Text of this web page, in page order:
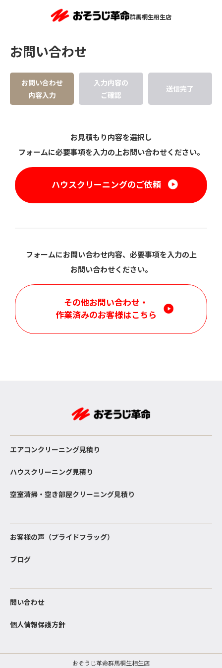
群馬桐生相生店
お問い合わせ
お問い合わせ
内容入力
入力内容の
ご確認
送信完了
お見積もり内容を選択し
フォームに必要事項を入力の上お問い合わせください。
ハウスクリーニングのご依頼
フォームにお問い合わせ内容、必要事項を入力の上
お問い合わせください。
その他お問い合わせ・
作業済みのお客様はこちら
エアコンクリーニング見積り
ハウスクリーニング見積り
空室清掃・空き部屋クリーニング見積り
お客様の声（プライドフラッグ）
ブログ
問い合わせ
個人情報保護方針
おそうじ革命群馬桐生相生店